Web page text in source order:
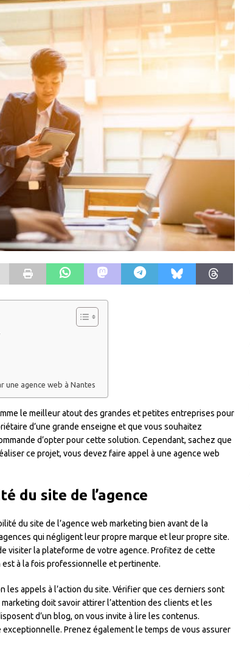
une agence web à Nantes
le meilleur atout des grandes et petites entreprises pour
d’une grande enseigne et que vous souhaitez
d’opter pour cette solution. Cependant, sachez que
ce projet, vous devez faire appel à une agence web
du site de l’agence
du site de l’agence web marketing bien avant de la
qui négligent leur propre marque et leur propre site.
visiter la plateforme de votre agence. Profitez de cette
à la fois professionnelle et pertinente.
les appels à l’action du site. Vérifier que ces derniers sont
doit savoir attirer l’attention des clients et les
d’un blog, on vous invite à lire les contenus.
Prenez également le temps de vous assurer